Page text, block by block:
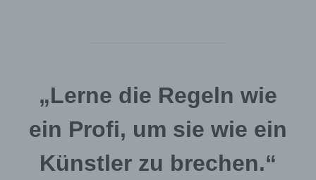
„Lerne die Regeln wie
ein Profi, um sie wie ein
Künstler zu brechen.“